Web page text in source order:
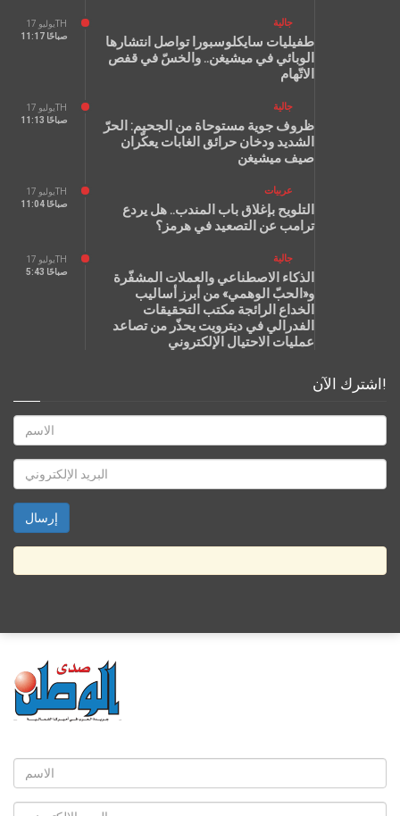
يوليو 17TH
11:17 صباحًا
جالية
طفيليات سايكلوسبورا تواصل انتشارها
الوبائي في ميشيغن.. والخسّ في قفص
الاتّهام
يوليو 17TH
11:13 صباحًا
جالية
ظروف جوية مستوحاة من الجحيم: الحرّ
الشديد ودخان حرائق الغابات يعكّران
صيف ميشيغن
يوليو 17TH
11:04 صباحًا
عربيات
التلويح بإغلاق باب المندب.. هل يردع
ترامب عن التصعيد في هرمز؟
يوليو 17TH
5:43 صباحًا
جالية
الذكاء الاصطناعي والعملات المشفّرة
و«الحبّ الوهمي» من أبرز أساليب
الخداع الرائجة مكتب التحقيقات
الفدرالي في ديترويت يحذّر من تصاعد
عمليات الاحتيال الإلكتروني
اشترك الآن!